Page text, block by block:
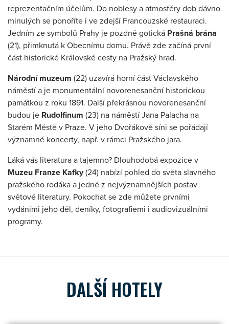
reprezentačním účelům. Do noblesy a atmosféry dob dávno
minulých se ponoříte i ve zdejší Francouzské restauraci.
Jedním ze symbolů Prahy je pozdně gotická Prašná brána
(21), přimknutá k Obecnímu domu. Právě zde začíná první
část historické Královské cesty na Pražský hrad.
Národní muzeum (22) uzavírá horní část Václavského
náměstí a je monumentální novorenesanční historickou
památkou z roku 1891. Další překrásnou novorenesanční
budou je Rudolfinum (23) na náměstí Jana Palacha na
Starém Městě v Praze. V jeho Dvořákově síni se pořádají
významné koncerty, např. v rámci Pražského jara.
Láká vás literatura a tajemno? Dlouhodobá expozice v
Muzeu Franze Kafky(24) nabízí pohled do světa slavného
pražského rodáka a jedné z nejvýznamnějších postav
světové literatury. Pokochat se zde můžete prvními
vydáními jeho děl, deníky, fotografiemi i audiovizuálními
programy.
DALŠÍ HOTELY